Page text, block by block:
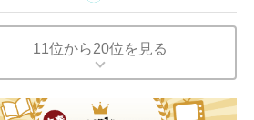
11位から20位を見る